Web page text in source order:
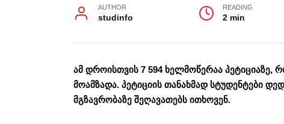
AUTHOR
studinfo
READING
2 min
ამ დროისთვის 7 594 ხელმოწერაა პეტიციაზე,
მოამზადა. პეტიციის თანახმად სტუდენტები
მგზავრობაზე შეღავათებს ითხოვენ.